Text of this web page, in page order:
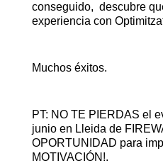
conseguido, descubre
experiencia con
Muchos éxitos.
PT: NO TE PIERDAS el
junio en Lleida de
OPORTUNIDAD para
MOTIVACIÓN!.